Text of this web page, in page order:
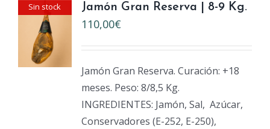
Sin stock Jamón Gran Reserva | 8-9 Kg.
110,00€
Jamón Gran Reserva. Curación: +18
meses. Peso: 8/8,5 Kg.
INGREDIENTES: Jamón, Sal, Azúcar,
Conservadores (E-252, E-250),